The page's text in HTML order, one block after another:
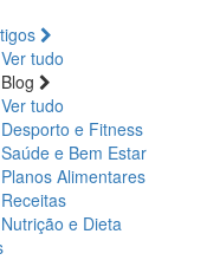
Ver tudo
Blog
Ver tudo
Desporto e Fitness
Saúde e Bem Estar
Planos Alimentares
Receitas
Nutrição e Dieta